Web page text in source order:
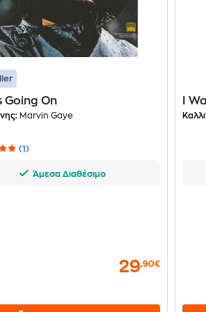
Going On
Marvin Gaye
(1)
Άμεσα Διαθέσιμο
29,90€
I